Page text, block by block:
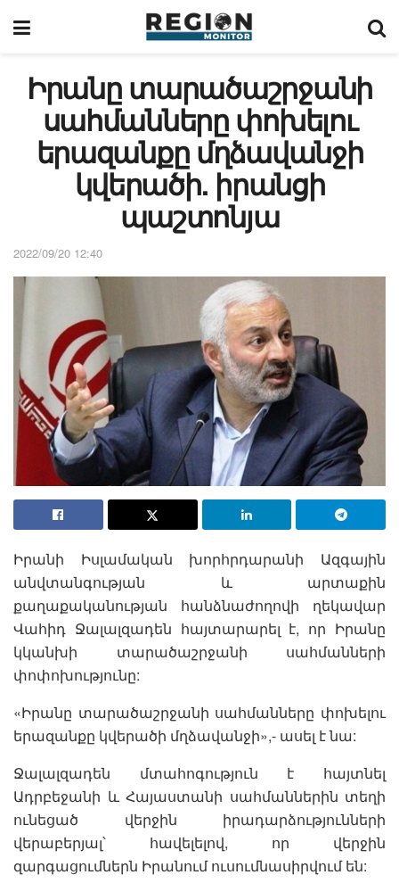
Իրանը տարածաշրջանի
սահմանները փոխելու
երազանքը մղձավանջի
կվերածի. իրանցի
պաշտոնյա
2022/09/20 12:40
Իրանի Իսլամական խորհրդարանի Ազգային
անվտանգության և արտաքին
քաղաքականության հանձնաժողովի ղեկավար
Վահիդ Ջալալզադեն հայտարարել է, որ Իրանը
կկանխի տարածաշրջանի սահմանների
փոփոխությունը:
«Իրանը տարածաշրջանի սահմանները փոխելու
երազանքը կվերածի մղձավանջի»,- ասել է նա:
Ջալալզադեն մտահոգություն է հայտնել
Ադրբեջանի և Հայաստանի սահմաններին տեղի
ունեցած վերջին իրադարձությունների
վերաբերյալ՝ հավելելով, որ վերջին
զարգացումներն Իրանում ուսումնասիրվում են: